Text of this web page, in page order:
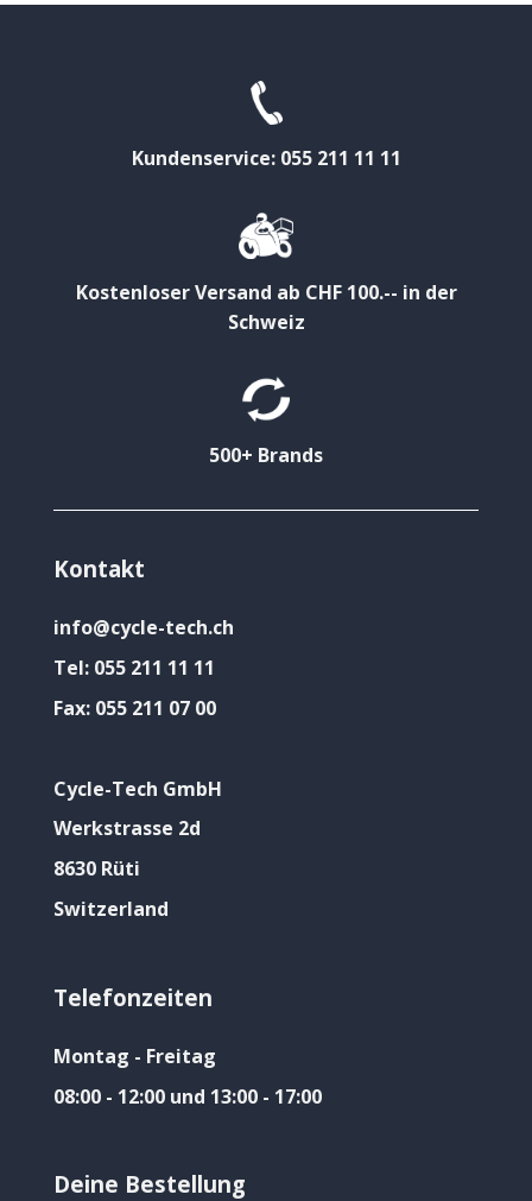
Kundenservice: 055 211 11 11
Kostenloser Versand ab CHF 100.-- in der
Schweiz
500+ Brands
Kontakt
info@cycle-tech.ch
Tel: 055 211 11 11
Fax: 055 211 07 00
Cycle-Tech GmbH
Werkstrasse 2d
8630 Rüti
Switzerland
Telefonzeiten
Montag - Freitag
08:00 - 12:00 und 13:00 - 17:00
Deine Bestellung